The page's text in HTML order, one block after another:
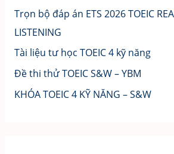
Trọn bộ đáp án ETS 2026 TOEIC
LISTENING
Tài liệu tư học TOEIC 4 kỹ năng
Đề thi thử TOEIC S&W – YBM
KHÓA TOEIC 4 KỸ NĂNG – S&W